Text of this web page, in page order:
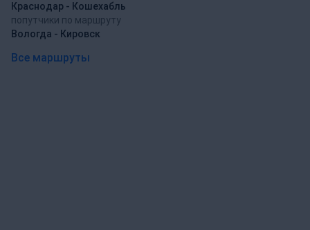
Краснодар - Кошехабль
попутчики по маршруту
Вологда - Кировск
Все маршруты